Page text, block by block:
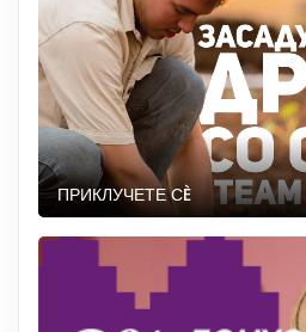
ПРИКЛУЧЕТЕ СÈ